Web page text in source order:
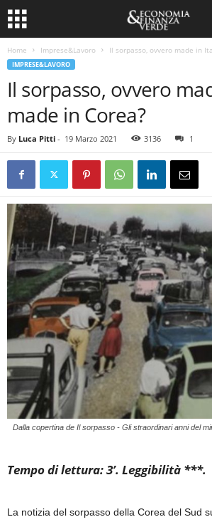
Home Imprese&Lavoro Il sorpasso, ovvero made in
IMPRESE&LAVORO
Il sorpasso, ovvero
made in Corea?
By Luca Pitti - 19 Marzo 2021 3136 1
Dalla copertina de Il sorpasso - Gli straordinari anni del
Tempo di lettura: 3’. Leggibilità ***.
La notizia del sorpasso della Corea del Sud